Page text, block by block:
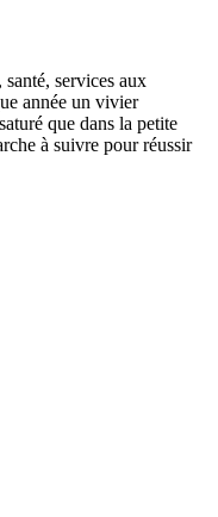
services aux
année un vivier
que dans la petite
à suivre pour réussir